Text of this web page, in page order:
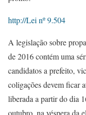
http://Lei nº 9.504
A legislação sobre
de 2016 contém uma
candidatos a prefeito,
coligações devem ficar
liberada a partir do dia
outubro, na véspera da